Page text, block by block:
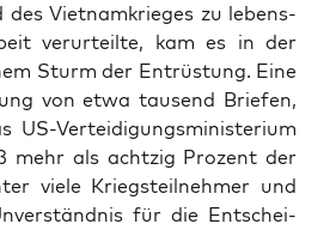
des Viet­nam­krie­ges zu lebens­
ver­ur­teil­te, kam es in der
Sturm der Ent­rüs­tung. Eine
von etwa tau­send Brie­fen,
US-Ver­tei­di­gungs­mi­nis­te­ri­um
mehr als acht­zig Pro­zent der
vie­le Kriegs­teil­neh­mer und
für die Ent­schei­